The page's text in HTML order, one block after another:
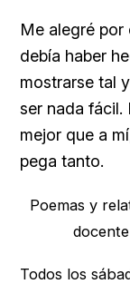
Me alegré por
debía haber
mostrarse tal
ser nada fácil.
mejor que a
pega tanto.
Poemas y
docente
Todos los